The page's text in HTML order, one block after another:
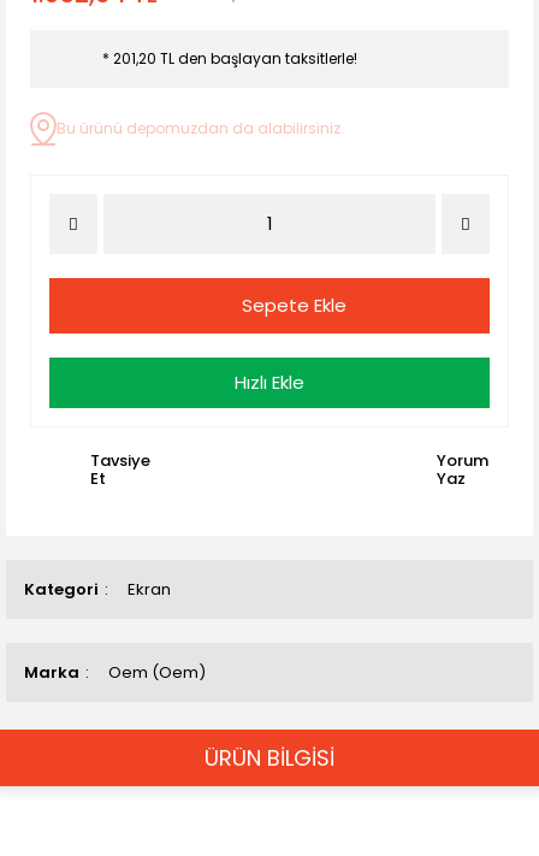
Kategori Ekran
Marka Oem (Oem)
* 201,20 TL den başlayan taksitlerle!
Bu ürünü depomuzdan da alabilirsiniz.
Sepete Ekle
Hızlı Ekle
Tavsiye
Et
Yorum
Yaz
ÜRÜN BİLGİSİ